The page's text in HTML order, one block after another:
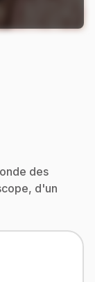
des
d'un